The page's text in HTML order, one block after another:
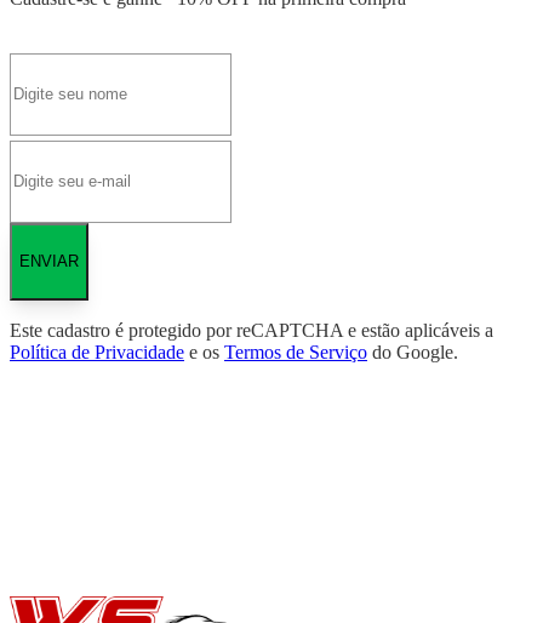
ENVIAR
Este cadastro é protegido por reCAPTCHA e estão aplicáveis a
Política de Privacidade e os Termos de Serviço do Google.